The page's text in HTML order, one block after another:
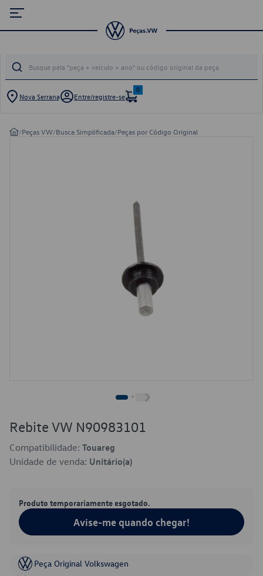
Nova Serrana Entre/registre-se
0
/Peças VW/Busca Simplificada/Peças por Código Original
Rebite VW N90983101
Compatibilidade: Touareg
Unidade de venda: Unitário(a)
Produto temporariamente esgotado.
Avise-me quando chegar!
Peça Original Volkswagen